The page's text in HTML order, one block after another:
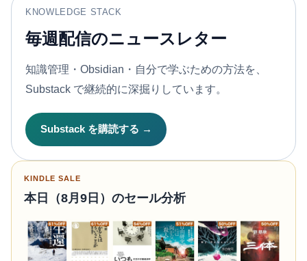
KNOWLEDGE STACK
毎週配信のニュースレター
知識管理・Obsidian・自分で学ぶための方法を、
Substack で継続的に深掘りしています。
Substack を購読する →
KINDLE SALE
本日（8月9日）のセール分析